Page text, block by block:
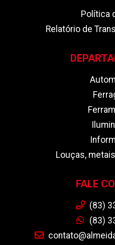
Política
Relatório de
Louças,
FALE
(83)
(83)